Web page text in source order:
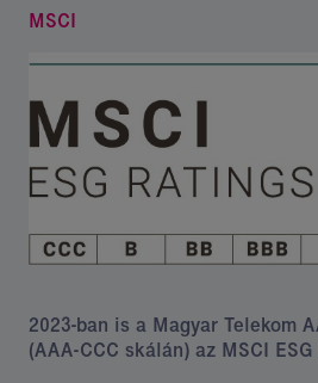
MSCI
2023-ban is a Magyar Telekom
(AAA-CCC skálán) az MSCI